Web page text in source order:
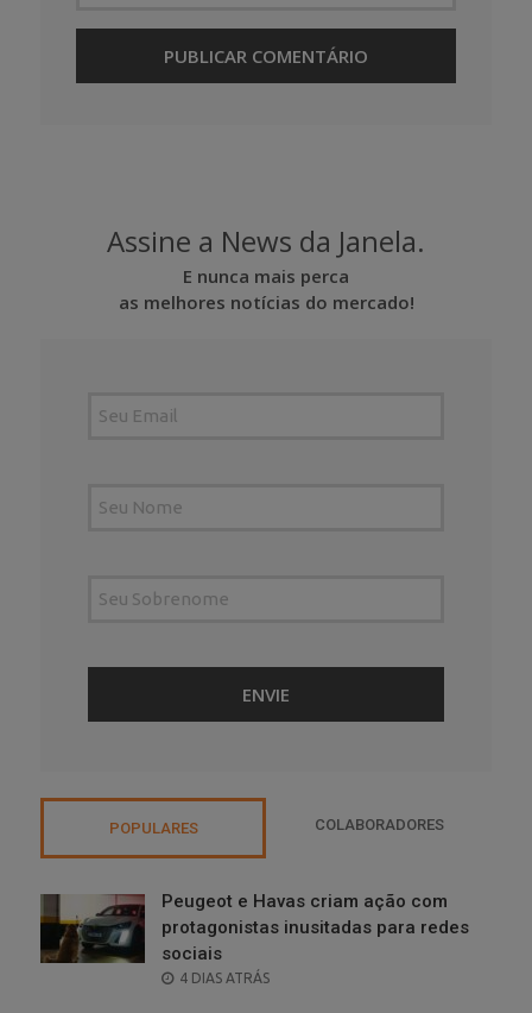
Assine a News da Janela.
E nunca mais perca
as melhores notícias do mercado!
POPULARES COLABORADORES
Peugeot e Havas criam ação com
protagonistas inusitadas para redes
sociais
POSTED
4 DIAS ATRÁS